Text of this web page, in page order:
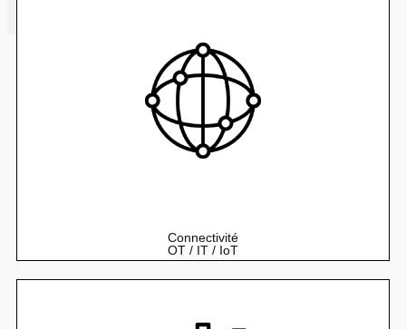
Connectivité
OT / IT / IoT
Des interfaces connectées en temps réel du Edge au
Cloud.